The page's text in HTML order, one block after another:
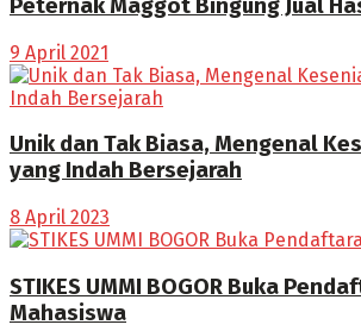
Peternak Maggot Bingung Jual
9 April 2021
Unik dan Tak Biasa, Mengenal
yang Indah Bersejarah
8 April 2023
STIKES UMMI BOGOR Buka
Mahasiswa